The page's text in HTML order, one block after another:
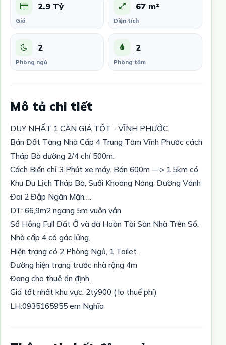
2.9 Tỷ
Giá
67 m²
Diện tích
2
Phòng ngủ
2
Phòng tắm
Mô tả chi tiết
DUY NHẤT 1 CĂN GIÁ TỐT - VĨNH PHƯỚC.
Bán Đất Tặng Nhà Cấp 4 Trung Tâm Vĩnh Phước cách
Tháp Bà đường 2/4 chỉ 500m.
Cách Biển chỉ 3 Phút xe máy. Bán 600m —> 1,5km có
Khu Du Lịch Tháp Bà, Suối Khoáng Nóng, Đường Vánh
Đai 2 Đập Ngăn Mặn….
DT: 66,9m2 ngang 5m vuôn vắn
Sổ Hồng Full Đất Ở và đã Hoàn Tài Sản Nhà Trên Sổ.
Nhà cấp 4 có gác lửng.
Hiện trạng có 2 Phòng Ngủ, 1 Toilet.
Đường hiện trạng trước nhà rộng 4m
Đang cho thuê ổn định.
Giá tốt nhất khu vực: 2tỷ900 ( lo thuế phí)
LH:0935165955 em Nghĩa